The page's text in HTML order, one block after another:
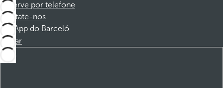
Reserve por telefone
Contate-nos
App do Barceló
Baixar